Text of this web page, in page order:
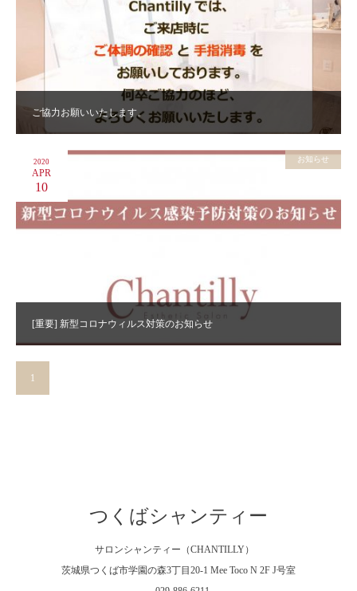
ご協力お願いいたします。
[重要] 新型コロナウィルス対策のお知らせ
2020
APR
10
お知らせ
1
つくばシャンティー
サロンシャンティー（CHANTILLY）
茨城県つくば市学園の森3丁目20-1 Mee Toco N 2F J号室